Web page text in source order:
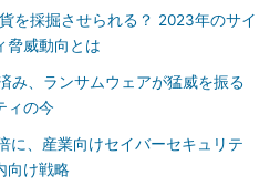
を採掘させられる？ 2023年のサイ
脅威動向とは
み、ランサムウェアが猛威を振る
ィの今
に、産業向けセイバーセキュリテ
向け戦略